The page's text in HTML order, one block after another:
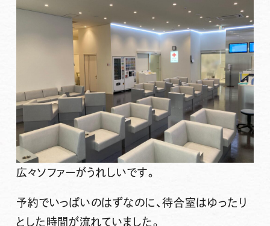
広々ソファーがうれしいです。
予約でいっぱいのはずなのに、待合室はゆったり
とした時間が流れていました。